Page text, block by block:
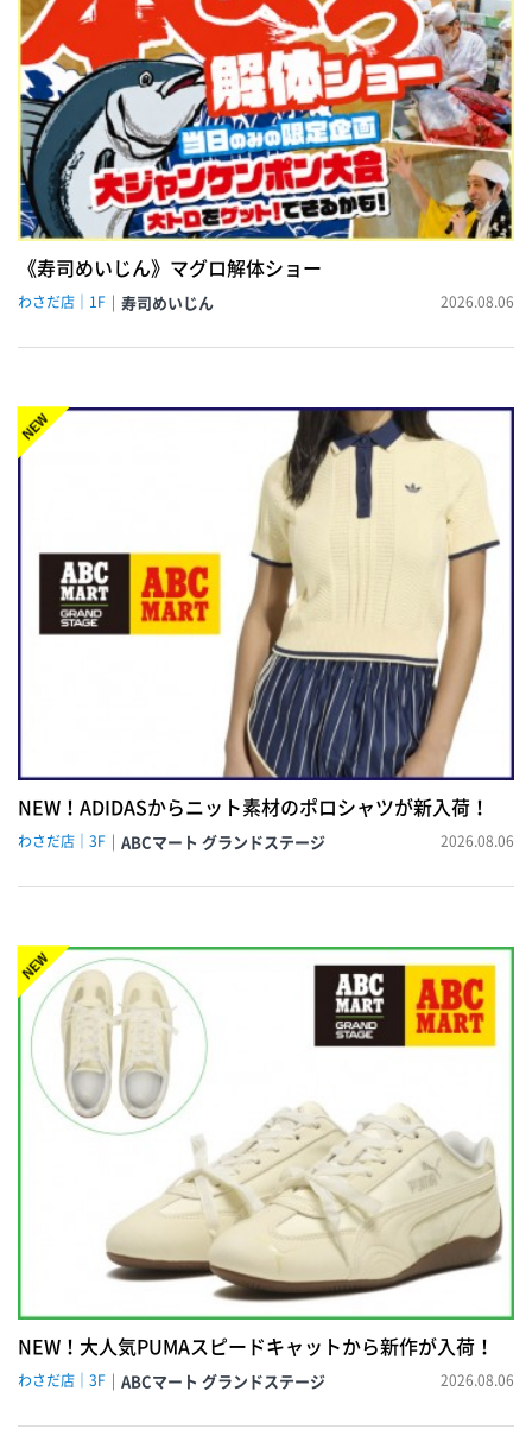
《寿司めいじん》マグロ解体ショー
わさだ店｜1F 2026.08.06
寿司めいじん
NEW!
NEW！ADIDASからニット素材のポロシャツが新入荷！
わさだ店｜3F 2026.08.06
ABCマート グランドステージ
NEW!
NEW！大人気PUMAスピードキャットから新作が入荷！
わさだ店｜3F 2026.08.06
ABCマート グランドステージ